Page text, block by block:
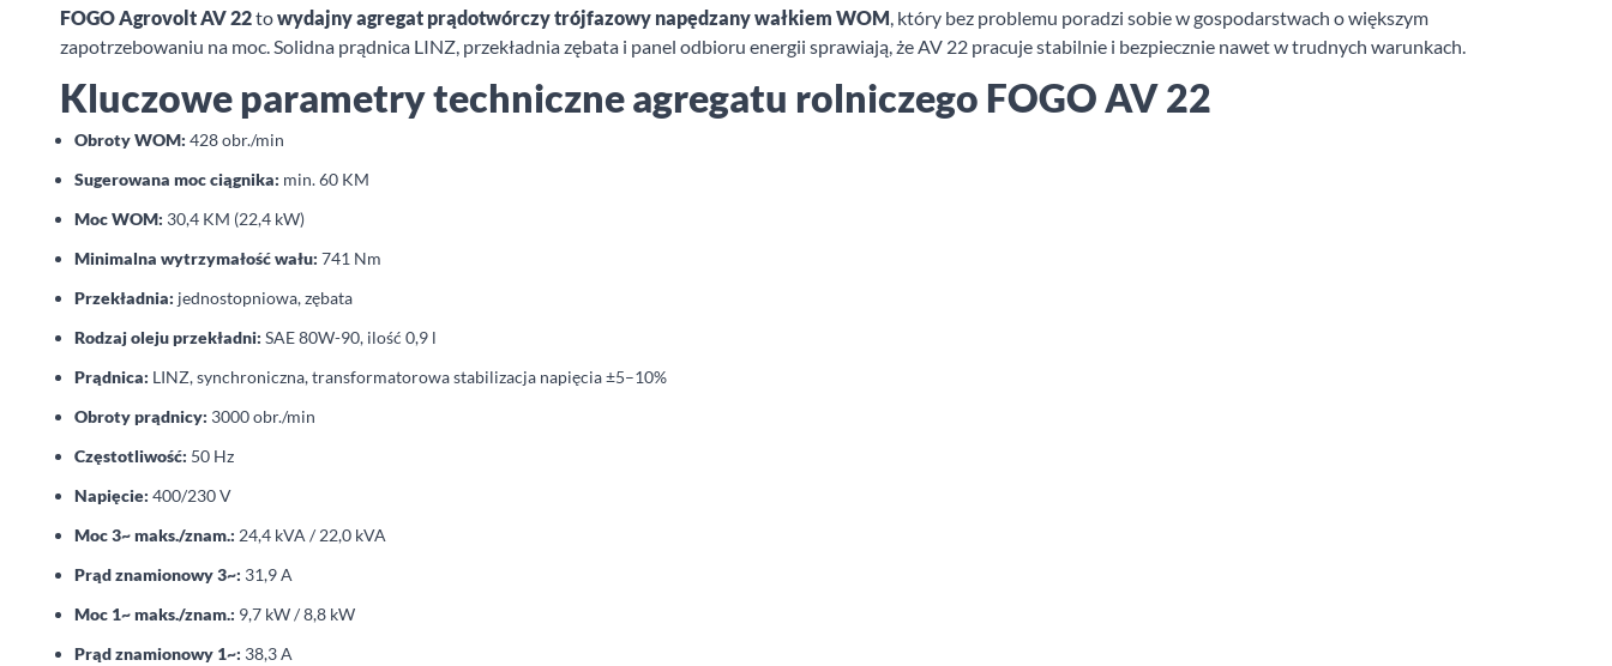
FOGO Agrovolt AV 22towydajny agregat prądotwórczy trójfazowy napędzany wałkiem WOM, który bez problemu poradzi sobie w gospodarstwach o większym
zapotrzebowaniu na moc. Solidna prądnica LINZ, przekładnia zębata i panel odbioru energii sprawiają, że AV 22 pracuje stabilnie i bezpiecznie nawet w trudnych warunkach.
Kluczowe parametry techniczne agregatu rolniczego FOGO AV 22
Obroty WOM: 428 obr./min
Sugerowana moc ciągnika: min. 60 KM
Moc WOM: 30,4 KM (22,4 kW)
Minimalna wytrzymałość wału: 741 Nm
Przekładnia: jednostopniowa, zębata
Rodzaj oleju przekładni: SAE 80W-90, ilość 0,9 l
Prądnica: LINZ, synchroniczna, transformatorowa stabilizacja napięcia ±5–10%
Obroty prądnicy: 3000 obr./min
Częstotliwość: 50 Hz
Napięcie: 400/230 V
Moc 3~ maks./znam.: 24,4 kVA / 22,0 kVA
Prąd znamionowy 3~: 31,9 A
Moc 1~ maks./znam.: 9,7 kW / 8,8 kW
Prąd znamionowy 1~: 38,3 A